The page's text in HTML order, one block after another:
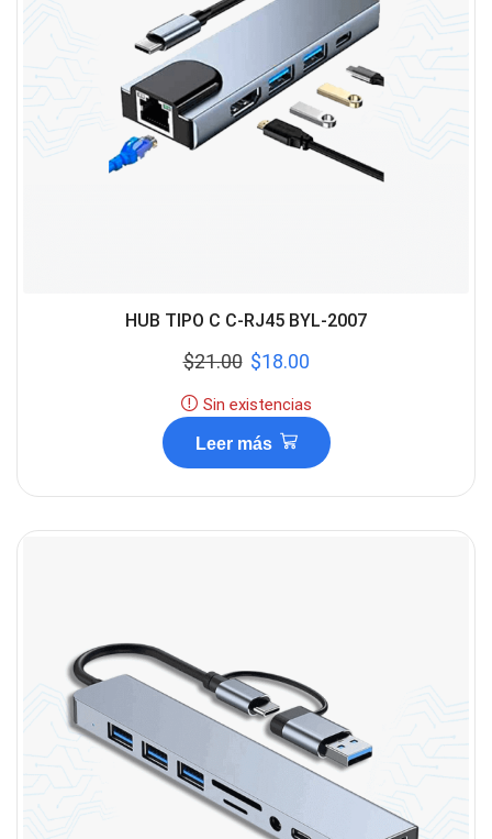
HUB TIPO C C-RJ45 BYL-2007
$21.00 $18.00
Sin existencias
Leer más